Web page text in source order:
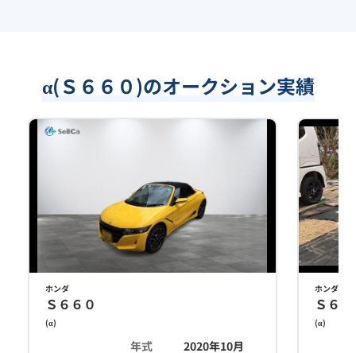
α(Ｓ６６０)のオークション実績
ホンダ
Ｓ６６０
(α)
年式
2020年10月
ホンダ
Ｓ６
(α)